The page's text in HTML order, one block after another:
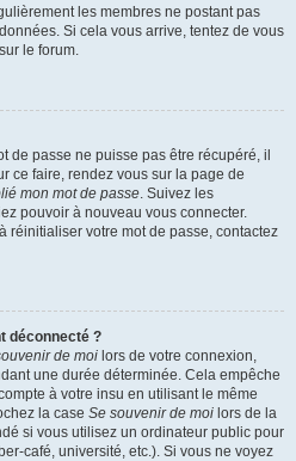
les membres ne postant pas
Si cela vous arrive, tentez de vous
le forum.
de passe ne puisse pas être récupéré, il
ce faire, rendez vous sur la page de
mon mot de passe. Suivez les
pouvoir à nouveau vous connecter.
réinitialiser votre mot de passe, contactez
déconnecté ?
de moi lors de votre connexion,
une durée déterminée. Cela empêche
à votre insu en utilisant le même
la case Se souvenir de moi lors de la
si vous utilisez un ordinateur public pour
café, université, etc.). Si vous ne voyez